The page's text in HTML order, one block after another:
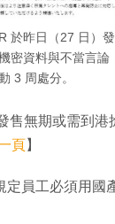
於昨日（27 日）
密資料與不當言論
3 周處分。
售無期或需到港
頁】
定員工必須用國